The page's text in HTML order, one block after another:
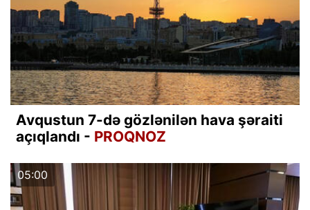
Avqustun 7-də gözlənilən hava şəraiti
açıqlandı - PROQNOZ
05:00